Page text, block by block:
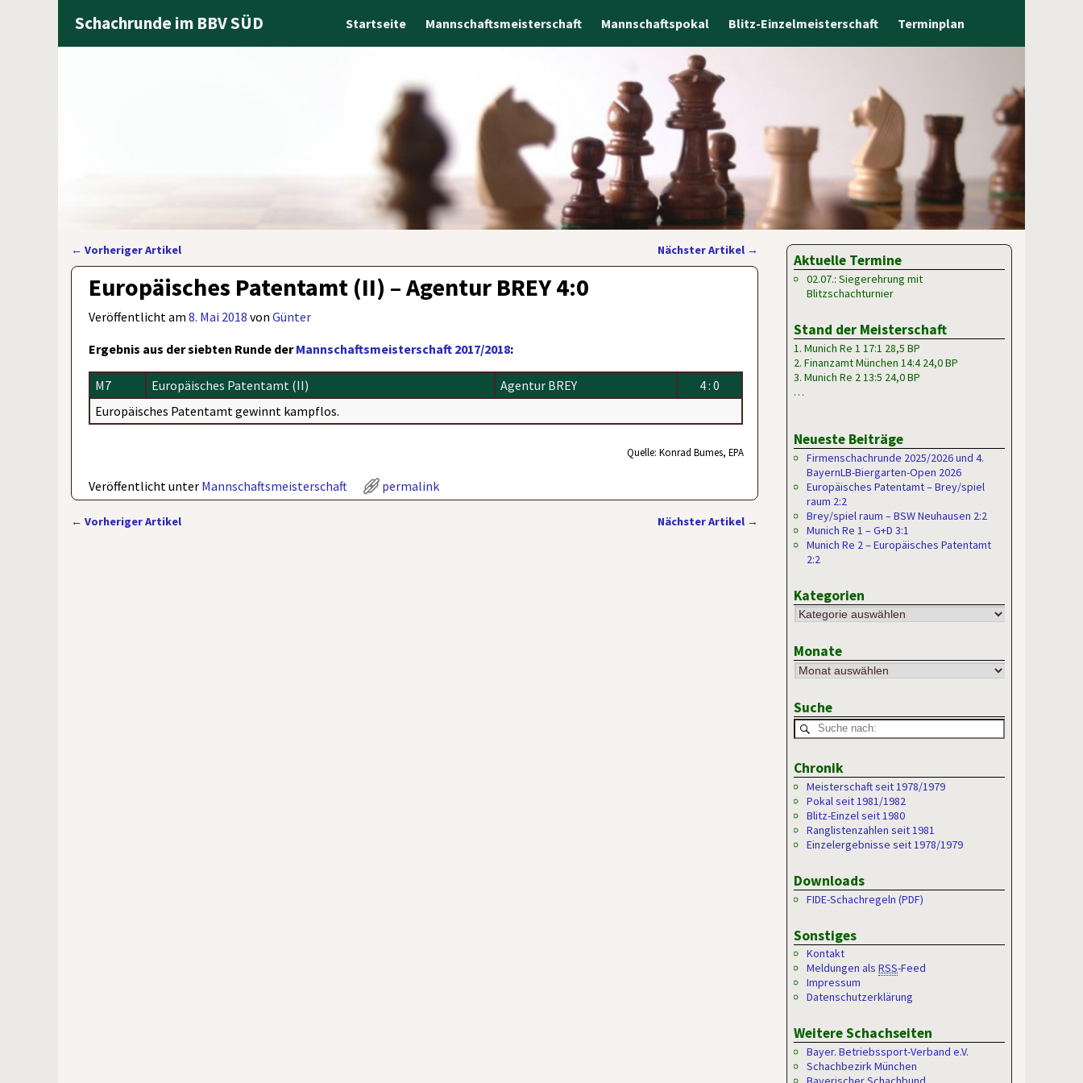
Schachrunde im BBV SÜD Startseite Mannschaftsmeisterschaft Mannschaftspokal Blitz-Einzelmeisterschaft Terminplan
Artikelnavigation
← Vorheriger Artikel Nächster Artikel →
Europäisches Patentamt (II) – Agentur BREY 4:0
Veröffentlicht am8. Mai 2018 vonGünter
Ergebnis aus der siebten Runde derMannschaftsmeisterschaft 2017/2018:
M7 Europäisches Patentamt (II) Agentur BREY
4 : 0
Europäisches Patentamt gewinnt kampflos.
Quelle: Konrad Bumes, EPA
Veröffentlicht unter Mannschaftsmeisterschaft permalink
← Vorheriger Artikel Nächster Artikel →
Aktuelle Termine
02.07.: Siegerehrung mit
Blitzschachturnier
Stand der Meisterschaft
1. Munich Re 1 17:1 28,5 BP
2. Finanzamt München 14:4 24,0 BP
3. Munich Re 2 13:5 24,0 BP
…
Neueste Beiträge
Firmenschachrunde 2025/2026 und 4.
BayernLB-Biergarten-Open 2026
Europäisches Patentamt – Brey/spiel
raum 2:2
Brey/spiel raum – BSW Neuhausen 2:2
Munich Re 1 – G+D 3:1
Munich Re 2 – Europäisches Patentamt
2:2
Kategorien
Monate
Suche
Chronik
Meisterschaft seit 1978/1979
Pokal seit 1981/1982
Blitz-Einzel seit 1980
Ranglistenzahlen seit 1981
Einzelergebnisse seit 1978/1979
Downloads
FIDE-Schachregeln (PDF)
Sonstiges
Kontakt
Meldungen alsRSS-Feed
Impressum
Datenschutzerklärung
Weitere Schachseiten
Bayer. Betriebssport-Verband e.V.
Schachbezirk München